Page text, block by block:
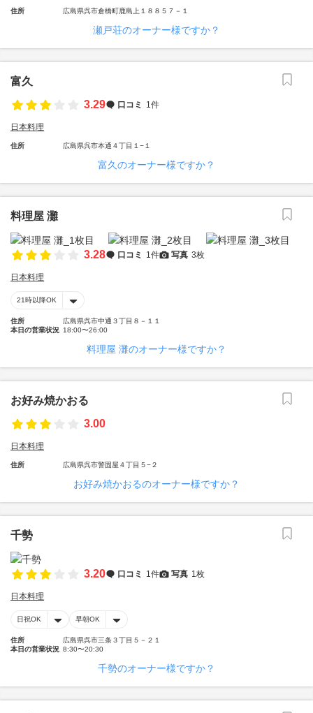
住所 広島県呉市倉橋町鹿島上１８８５７－１
瀬戸荘のオーナー様ですか？
富久
3.29
口コミ 1件
日本料理
住所 広島県呉市本通４丁目１−１
富久のオーナー様ですか？
料理屋 灘
3.28 口コミ 1件 写真 3枚
日本料理
21時以降OK
住所
広島県呉市中通３丁目８－１１
本日の営業状況 18:00〜26:00
料理屋 灘のオーナー様ですか？
お好み焼かおる
3.00
日本料理
住所 広島県呉市警固屋４丁目５−２
お好み焼かおるのオーナー様ですか？
千勢
3.20 口コミ 1件 写真 1枚
日本料理
日祝OK 早朝OK
住所
広島県呉市三条３丁目５－２１
本日の営業状況 8:30〜20:30
千勢のオーナー様ですか？